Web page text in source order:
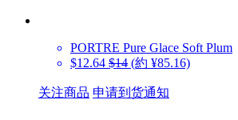
PORTRE Pure Glace Soft Plum
$12.64 $14 (約 ¥85.16)
关注商品 申请到货通知